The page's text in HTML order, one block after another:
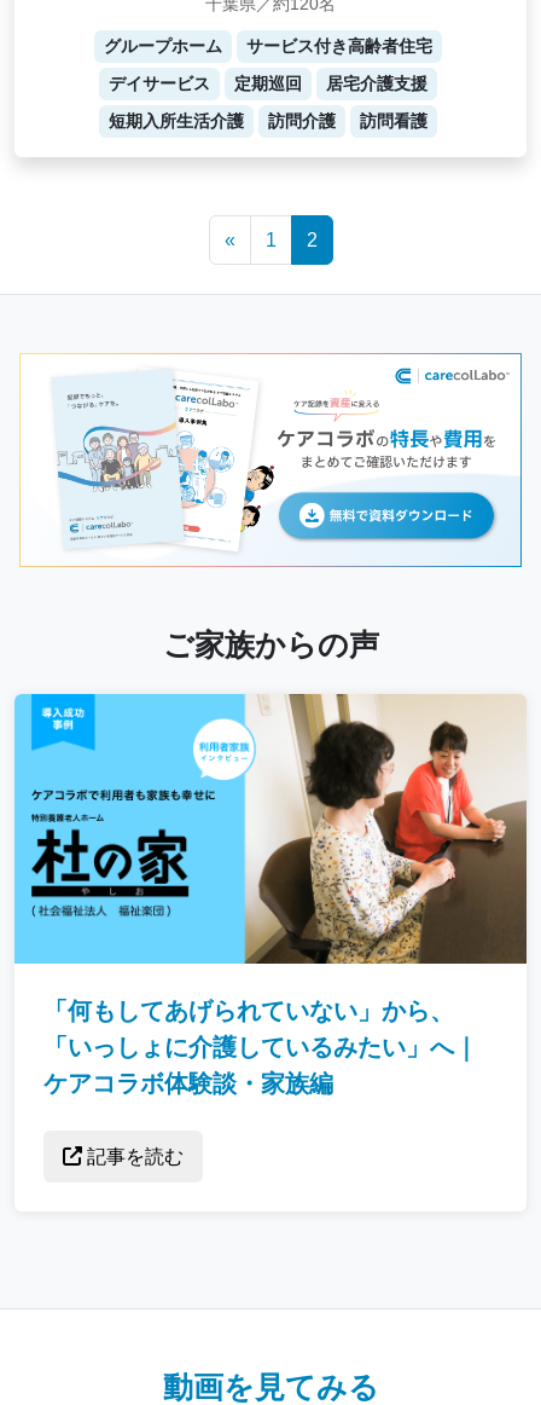
千葉県／約120名
グループホーム
サービス付き高齢者住宅
デイサービス
定期巡回
居宅介護支援
短期入所生活介護
訪問介護 訪問看護
« 1 2
ご家族からの声
「何もしてあげられていない」から、
「いっしょに介護しているみたい」へ｜
ケアコラボ体験談・家族編
記事を読む
動画を見てみる